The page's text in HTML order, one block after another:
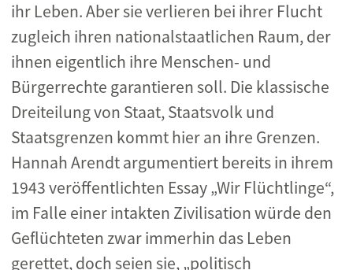
ihr Leben. Aber sie verlieren bei ihrer Flucht
zugleich ihren nationalstaatlichen Raum, der
ihnen eigentlich ihre Menschen- und
Bürgerrechte garantieren soll. Die klassische
Dreiteilung von Staat, Staatsvolk und
Staatsgrenzen kommt hier an ihre Grenzen.
Hannah Arendt argumentiert bereits in ihrem
1943 veröffentlichten Essay „Wir Flüchtlinge“,
im Falle einer intakten Zivilisation würde den
Geflüchteten zwar immerhin das Leben
gerettet, doch seien sie, „politisch